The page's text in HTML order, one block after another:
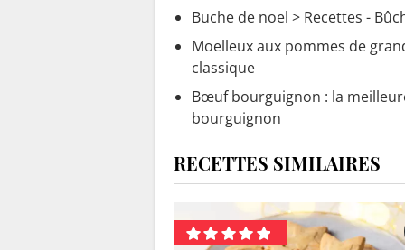
Buche de noel > Recettes -
Moelleux aux pommes de
classique
Bœuf bourguignon : la
bourguignon
RECETTES SIMILAIRES